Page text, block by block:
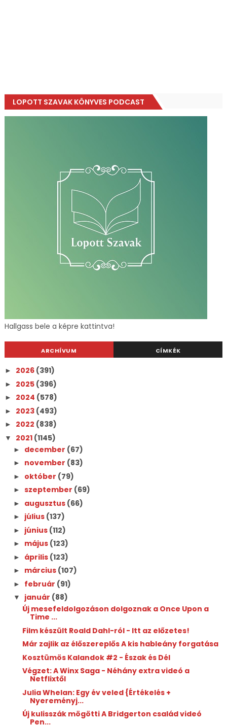
LOPOTT SZAVAK KÖNYVES PODCAST
Hallgass bele a képre kattintva!
ARCHÍVUM CÍMKÉK
► 2026 (391)
► 2025 (396)
► 2024 (578)
► 2023 (493)
► 2022 (838)
▼ 2021 (1145)
► december (67)
► november (83)
► október (79)
► szeptember (69)
► augusztus (66)
► július (137)
► június (112)
► május (123)
► április (123)
► március (107)
► február (91)
▼ január (88)
Új mesefeldolgozáson dolgoznak a Once Upon a
Time ...
Film készült Roald Dahl-ról - Itt az előzetes!
Már zajlik az élőszereplős A kis hableány forgatása
Kosztümös Kalandok #2 - Észak és Dél
Végzet: A Winx Saga - Néhány extra videó a
Netflixtől
Julia Whelan: Egy év veled {Értékelés +
Nyereményj...
Új kulisszák mögötti A Bridgerton család videó
Pen...